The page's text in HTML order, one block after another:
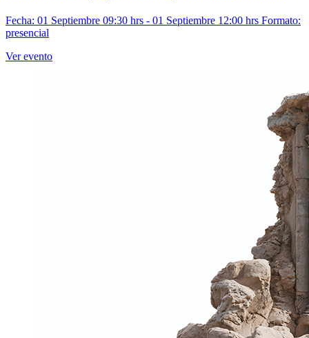
Fecha: 01 Septiembre 09:30 hrs - 01 Septiembre 12:00 hrs Formato:
presencial
Ver evento